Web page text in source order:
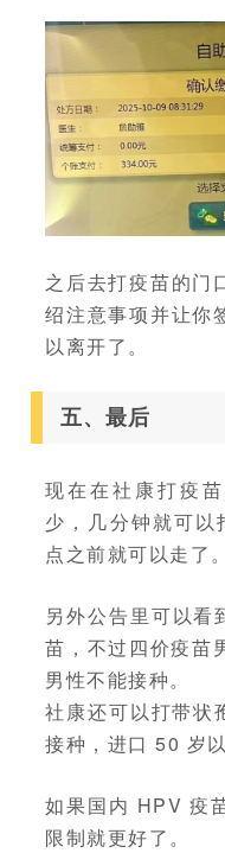
之后去打疫苗的门
绍注意事项并让你
以离开了。
五、最后
现在在社康打疫
少，几分钟就可以
点之前就可以走了。
另外公告里可以看
苗，不过四价疫苗
男性不能接种。
社康还可以打带状
接种，进口 50 岁以
如果国内 HPV 疫
限制就更好了。